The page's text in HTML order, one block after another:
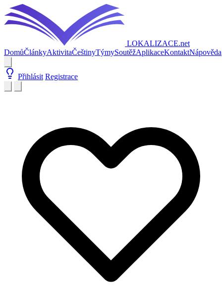
LOKALIZACE.net
DomůČlánkyAktivitaČeštinyTýmySoutěžAplikaceKontaktNápověda
Přihlásit Registrace